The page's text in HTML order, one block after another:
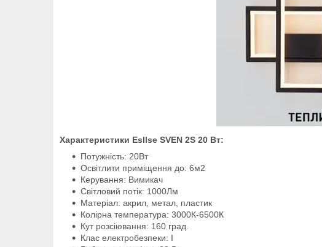
Характеристики Esllse SVEN 2S 20 Вт:
Потужність: 20Вт
Освітлити приміщення до: 6м2
Керування: Вимикач
Світловий потік: 1000Лм
Матеріал: акрил, метал, пластик
Колірна температура: 3000К-6500К
Кут розсіювання: 160 град.
Клас електробезпеки: I